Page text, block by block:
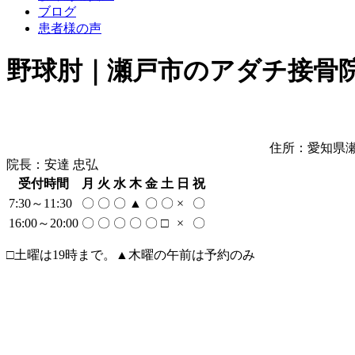
ブログ
患者様の声
野球肘｜瀬戸市のアダチ接骨
住所：愛知県
院長：安達 忠弘
受付時間
月 火 水 木 金 土 日 祝
7:30～11:30
〇 〇 〇 ▲ 〇 〇 ×
〇
16:00～20:00 〇 〇 〇 〇 〇 □ × 〇
□土曜は19時まで。▲木曜の午前は予約のみ